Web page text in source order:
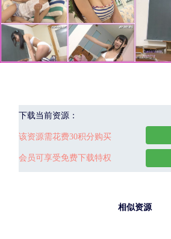
下载当前资源：
该资源需花费30积分购买
会员可享受免费下载特权
相似资源